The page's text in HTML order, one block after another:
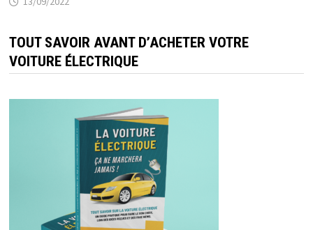
TOUT SAVOIR AVANT D’ACHETER VOTRE
VOITURE ÉLECTRIQUE